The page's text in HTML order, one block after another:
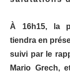
À 16h15, la
tiendra en
suivi par le
Mario Grech,